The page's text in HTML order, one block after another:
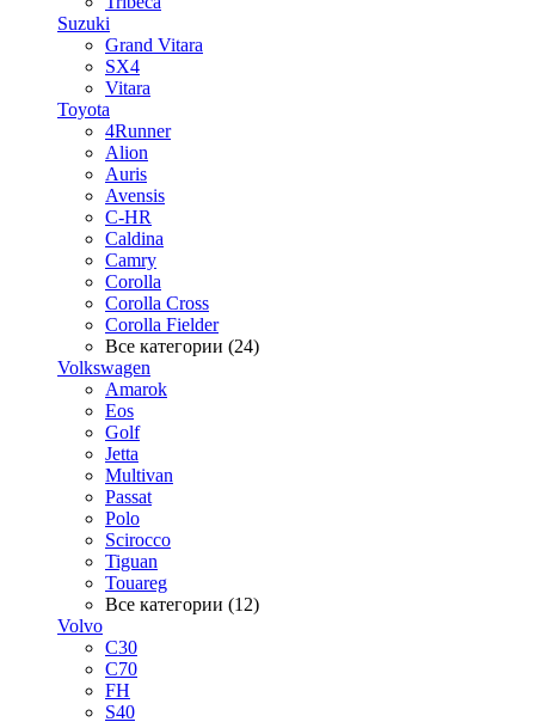
Suzuki
Grand Vitara
SX4
Vitara
Toyota
4Runner
Alion
Auris
Avensis
C-HR
Caldina
Camry
Corolla
Corolla Cross
Corolla Fielder
Все категории (24)
Volkswagen
Amarok
Eos
Golf
Jetta
Multivan
Passat
Polo
Scirocco
Tiguan
Touareg
Все категории (12)
Volvo
C30
C70
FH
S40